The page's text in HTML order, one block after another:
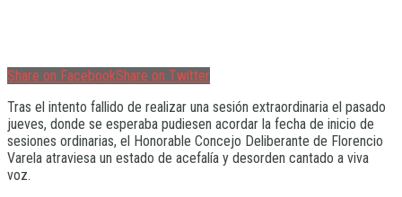
Share on FacebookShare on Twitter
Tras el intento fallido de realizar una sesión extraordinaria el pasado
jueves, donde se esperaba pudiesen acordar la fecha de inicio de
sesiones ordinarias, el Honorable Concejo Deliberante de Florencio
Varela atraviesa un estado de acefalía y desorden cantado a viva
voz.